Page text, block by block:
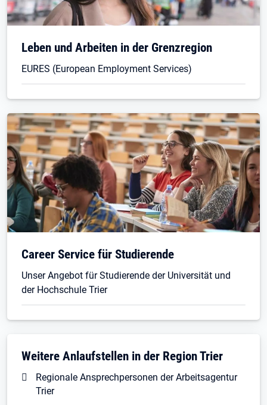
Leben und Arbeiten in der Grenzregion
EURES (European Employment Services)
Career Service für Studierende
Unser Angebot für Studierende der Universität und
der Hochschule Trier
Weitere Anlaufstellen in der Region Trier
Regionale Ansprechpersonen der Arbeitsagentur
Trier